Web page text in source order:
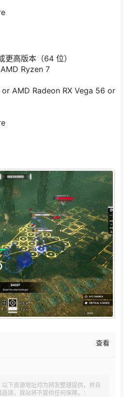
高版本（64 位）
Ryzen 7
or AMD Radeon RX Vega 56 or
查看
下资源地址均为网友整理提供，并且
择，我站将不提供任何保障。：